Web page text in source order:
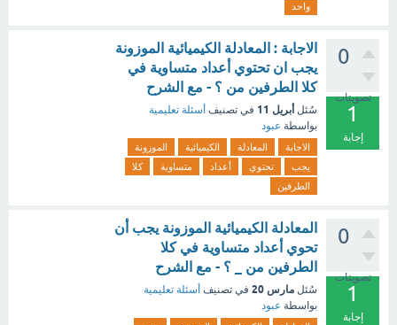
واحد
0
تصويتات
1
إجابة
الاجابة : المعادلة الكيميائية الموزونة
يجب ان تحتوي أعداد متساوية في
كلا الطرفين من ؟ - مع الشرح
سُئل أبريل 11 في تصنيف أسئلة تعليمية
بواسطة عبود
الاجابة المعادلة الكيميائية
الموزونة
يجب
تحتوي أعداد متساوية
كلا
الطرفين
0
تصويتات
1
إجابة
المعادلة الكيميائية الموزونة يجب أن
تحوي أعداد متساوية في كلا
الطرفين من _ ؟ - مع الشرح
سُئل مارس 20 في تصنيف أسئلة تعليمية
بواسطة عبود